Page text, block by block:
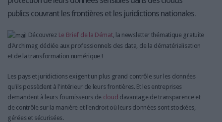
publics couvrant les frontières et les juridictions nationales.
Découvrez Le Brief de la Démat, la newsletter thématique gratuite
d'Archimag dédiée aux professionnels des data, de la dématérialisation
et de la transformation numérique !
Les pays et juridictions exigent un plus grand contrôle sur les données
qu'ils possèdent à l'intérieur de leurs frontières. Et les entreprises
demandent à leurs fournisseurs de cloud davantage de transparence et
de contrôle sur la manière et l'endroit où leurs données sont stockées,
gérées et sécurisées.